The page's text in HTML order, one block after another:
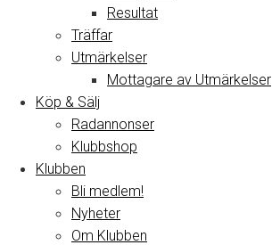
Resultat
Träffar
Utmärkelser
Mottagare av Utmärkelser
Köp & Sälj
Radannonser
Klubbshop
Klubben
Bli medlem!
Nyheter
Om Klubben